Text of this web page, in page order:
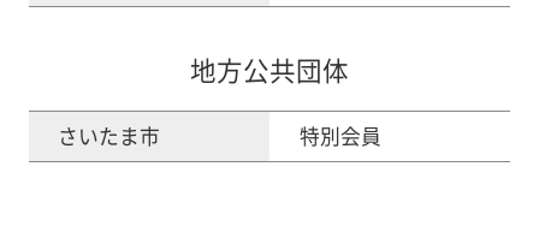
地方公共団体
さいたま市 特別会員